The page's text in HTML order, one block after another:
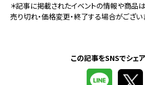
＊記事に掲載されたイベントの情報や商品
売り切れ・価格変更・終了する場合がござい
この記事をSNSでシェ